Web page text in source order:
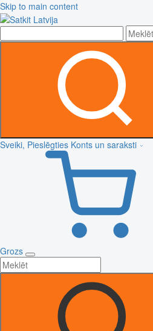
Skip to main content
Sveiki, Pieslēgties Konts un saraksti
Grozs